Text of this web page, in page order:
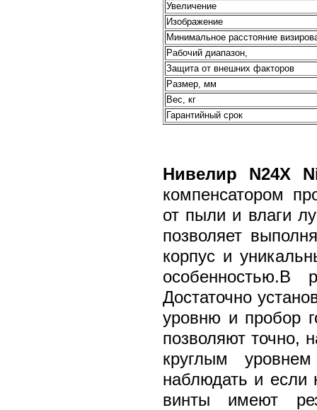
Увеличение
Изображение
Минимальное расстояние
Рабочий диапазон,
Защита от внешних факторов
Размер, мм
Вес, кг
Гарантийный срок
Нивелир N24X
компенсатором
от пыли и влаги
позволяет
корпус и
Достаточно
уровню и пробор
позволяют точно,
круглым
наблюдать и если
винты имеют